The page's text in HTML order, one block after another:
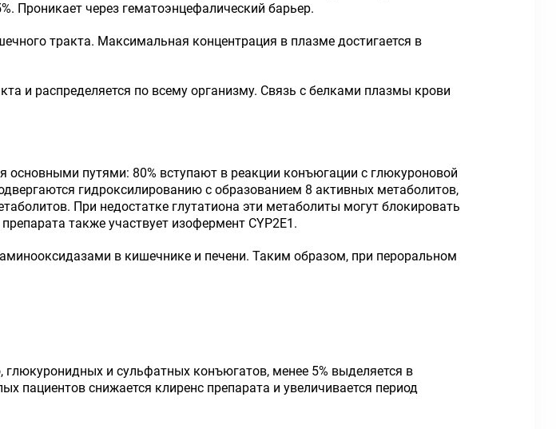
Проникает через гематоэнцефалический барьер.
тракта. Максимальная концентрация в плазме достигается в
и распределяется по всему организму. Связь с белками плазмы крови
основными путями: 80% вступают в реакции конъюгации с глюкуроновой
гидроксилированию с образованием 8 активных метаболитов,
При недостатке глутатиона эти метаболиты могут блокировать
также участвует изофермент CYP2E1.
в кишечнике и печени. Таким образом, при пероральном
и сульфатных конъюгатов, менее 5% выделяется в
пациентов снижается клиренс препарата и увеличивается период